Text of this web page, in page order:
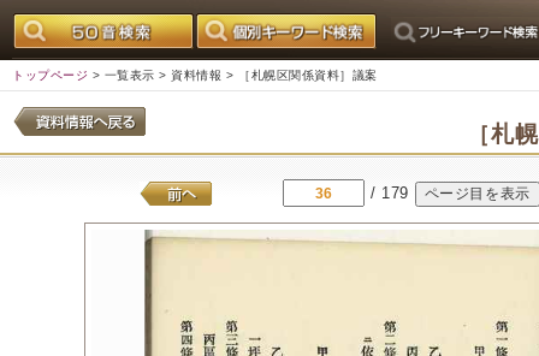
トップページ > 一覧表示 > 資料情報 > ［札幌区関係資料］議案
［札
/ 179